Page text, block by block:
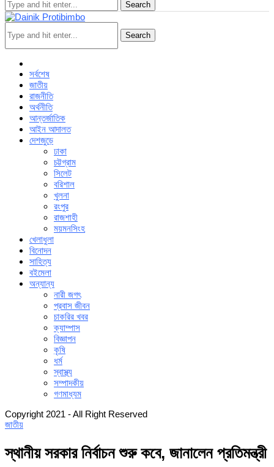
Search
Search
সর্বশেষ
জাতীয়
রাজনীতি
অর্থনীতি
আন্তর্জাতিক
আইন আদালত
দেশজুড়ে
ঢাকা
চট্টগ্রাম
সিলেট
বরিশাল
খুলনা
রংপুর
রাজশাহী
ময়মনসিংহ
খেলাধুলা
বিনোদন
সাহিত্য
বইমেলা
অন্যান্য
নারী জগৎ
প্রবাস জীবন
চাকরির খবর
ক্যাম্পাস
বিজ্ঞাপন
কৃষি
ধর্ম
স্বাস্থ্য
সম্পাদকীয়
গণমাধ্যম
Copyright 2021 - All Right Reserved
জাতীয়
স্থানীয় সরকার নির্বাচন শুরু কবে, জানালেন প্রতিমন্ত্রী